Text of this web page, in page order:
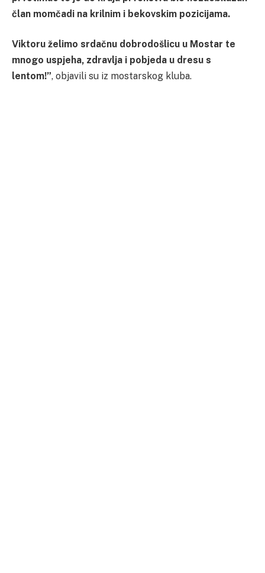
član momčadi na krilnim i bekovskim pozicijama.
Viktoru želimo srdačnu dobrodošlicu u Mostar te
mnogo uspjeha, zdravlja i pobjeda u dresu s
lentom!”, objavili su iz mostarskog kluba.